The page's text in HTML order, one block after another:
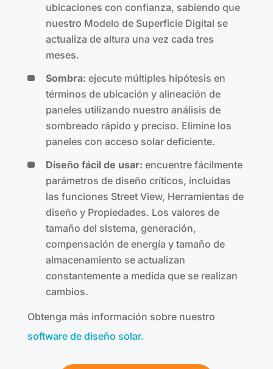
ubicaciones con confianza, sabiendo que
nuestro Modelo de Superficie Digital se
actualiza de altura una vez cada tres
meses.
Sombra: ejecute múltiples hipótesis en
términos de ubicación y alineación de
paneles utilizando nuestro análisis de
sombreado rápido y preciso. Elimine los
paneles con acceso solar deficiente.
Diseño fácil de usar: encuentre fácilmente
parámetros de diseño críticos, incluidas
las funciones Street View, Herramientas de
diseño y Propiedades. Los valores de
tamaño del sistema, generación,
compensación de energía y tamaño de
almacenamiento se actualizan
constantemente a medida que se realizan
cambios.
Obtenga más información sobre nuestro
software de diseño solar.